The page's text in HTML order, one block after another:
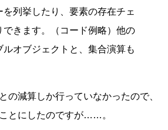
を列挙したり、要素の存在チェ
できます。（コード例略）他の
ルオブジェクトと、集合演算も
の減算しか行っていなかったので、
とにしたのですが……。